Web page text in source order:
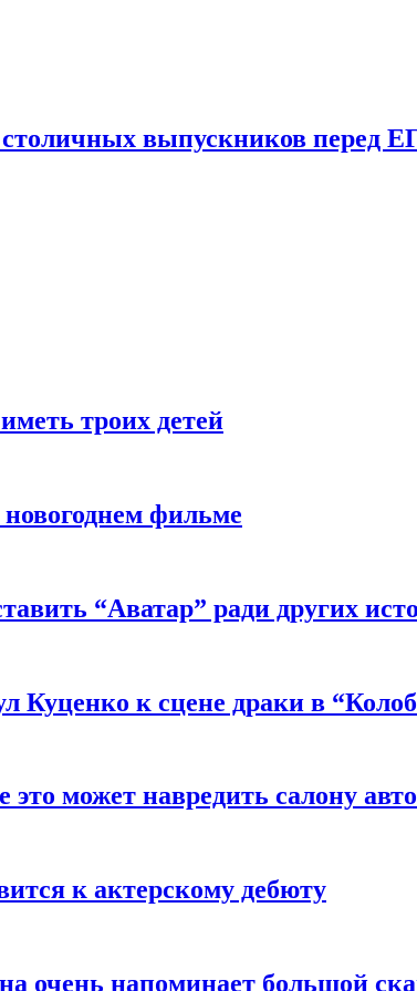
выпускников перед
троих детей
фильме
“Аватар” ради других
Куценко к сцене драки в
может навредить салону
к актерскому дебюту
очень напоминает большой